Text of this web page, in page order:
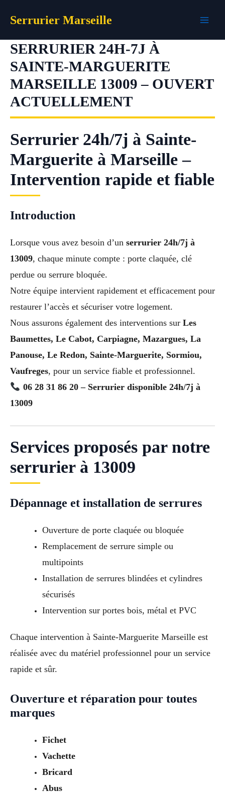
Serrurier Marseille
SERRURIER 24H-7J À
SAINTE-MARGUERITE
MARSEILLE 13009 – OUVERT
ACTUELLEMENT
Serrurier 24h/7j à Sainte-
Marguerite à Marseille –
Intervention rapide et fiable
Introduction
Lorsque vous avez besoin d’un serrurier 24h/7j à
13009, chaque minute compte : porte claquée, clé
perdue ou serrure bloquée.
Notre équipe intervient rapidement et efficacement pour
restaurer l’accès et sécuriser votre logement.
Nous assurons également des interventions sur Les
Baumettes, Le Cabot, Carpiagne, Mazargues, La
Panouse, Le Redon, Sainte-Marguerite, Sormiou,
Vaufreges, pour un service fiable et professionnel.
06 28 31 86 20 – Serrurier disponible 24h/7j à
13009
Services proposés par notre
serrurier à 13009
Dépannage et installation de serrures
Ouverture de porte claquée ou bloquée
Remplacement de serrure simple ou
multipoints
Installation de serrures blindées et cylindres
sécurisés
Intervention sur portes bois, métal et PVC
Chaque intervention à Sainte-Marguerite Marseille est
réalisée avec du matériel professionnel pour un service
rapide et sûr.
Ouverture et réparation pour toutes
marques
Fichet
Vachette
Bricard
Abus